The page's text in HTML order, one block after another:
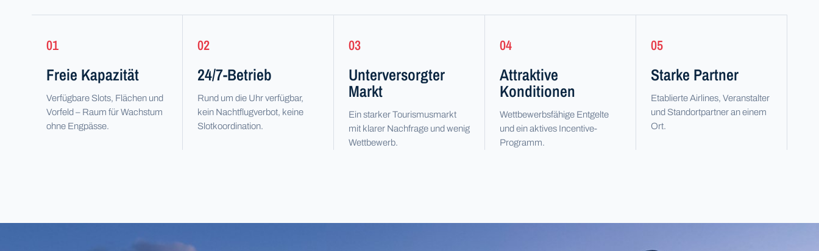
01
Freie Kapazität
Verfügbare Slots, Flächen und
Vorfeld – Raum für Wachstum
ohne Engpässe.
02
24/7-Betrieb
Rund um die Uhr verfügbar,
kein Nachtflugverbot, keine
Slot­koordination.
03
Unterversorgter
Markt
Ein starker Tourismusmarkt
mit klarer Nachfrage und wenig
Wettbewerb.
04
Attraktive
Konditionen
Wettbewerbsfähige Entgelte
und ein aktives Incentive-
Programm.
05
Starke Partner
Etablierte Airlines, Veranstalter
und Standortpartner an einem
Ort.